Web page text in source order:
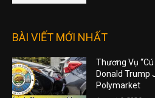
BÀI VIẾT MỚI NHẤT
Thương Vụ
Donald Trump
Polymarket